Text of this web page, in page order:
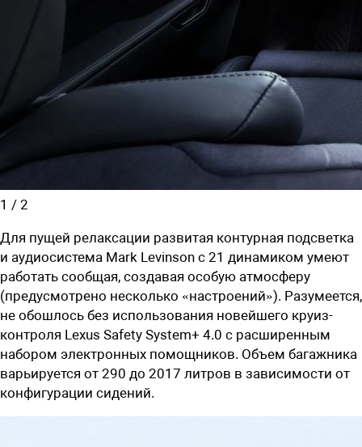
1 / 2
Для пущей релаксации развитая контурная подсветка
и аудиосистема Mark Levinson с 21 динамиком умеют
работать сообщая, создавая особую атмосферу
(предусмотрено несколько «настроений»). Разумеется,
не обошлось без использования новейшего круиз-
контроля Lexus Safety System+ 4.0 с расширенным
набором электронных помощников. Объем багажника
варьируется от 290 до 2017 литров в зависимости от
конфигурации сидений.